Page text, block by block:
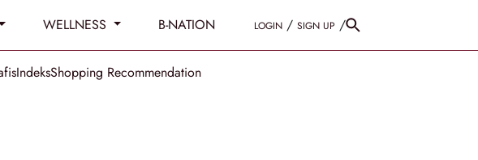
WELLNESS B-NATION LOGIN / SIGN UP /
IndeksShopping Recommendation